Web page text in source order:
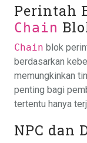
Perintah
Chain
Chain blok
berdasarkan
memungkinkan
penting bagi
tertentu hanya
NPC dan